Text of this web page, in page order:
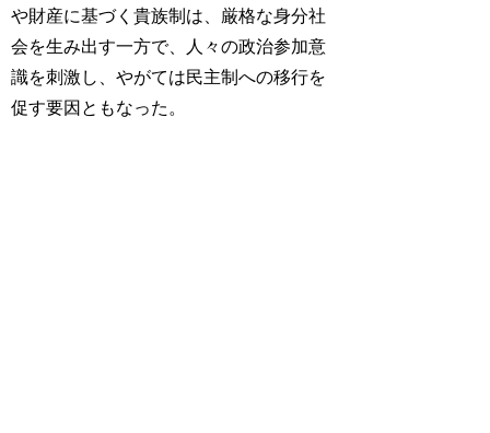
や財産に基づく貴族制は、厳格な身分社
会を生み出す一方で、人々の政治参加意
識を刺激し、やがては民主制への移行を
促す要因ともなった。